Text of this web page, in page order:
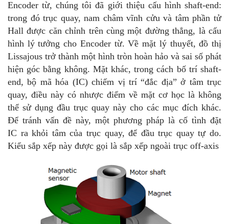
Encoder từ, chúng tôi đã giới thiệu cấu hình shaft-end:
trong đó trục quay, nam châm vĩnh cửu và tâm phần tử
Hall được căn chỉnh trên cùng một đường thẳng, là cấu
hình lý tưởng cho Encoder từ. Về mặt lý thuyết, đồ thị
Lissajous trở thành một hình tròn hoàn hảo và sai số phát
hiện góc bằng không. Mặt khác, trong cách bố trí shaft-
end, bộ mã hóa (IC) chiếm vị trí “đắc địa” ở tâm trục
quay, điều này có nhược điểm về mặt cơ học là không
thể sử dụng đầu trục quay này cho các mục đích khác.
Để tránh vấn đề này, một phương pháp là cố tình đặt
IC ra khỏi tâm của trục quay, để đầu trục quay tự do.
Kiểu sắp xếp này được gọi là sắp xếp ngoài trục off-axis